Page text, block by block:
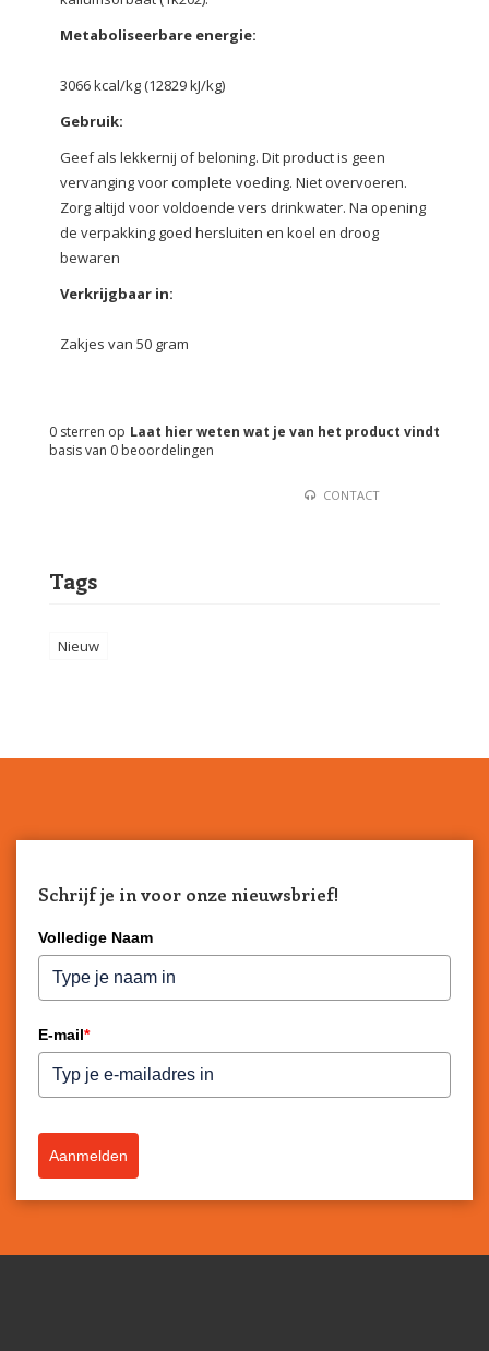
Metaboliseerbare energie:
3066 kcal/kg (12829 kJ/kg)
Gebruik:
Geef als lekkernij of beloning. Dit product is geen
vervanging voor complete voeding. Niet overvoeren.
Zorg altijd voor voldoende vers drinkwater. Na opening
de verpakking goed hersluiten en koel en droog
bewaren
Verkrijgbaar in:
Zakjes van 50 gram
Laat hier weten wat je van het product vindt
0 sterren op
basis van 0 beoordelingen
CONTACT
Tags
Nieuw
Schrijf je in voor onze nieuwsbrief!
Volledige Naam
E-mail*
Aanmelden